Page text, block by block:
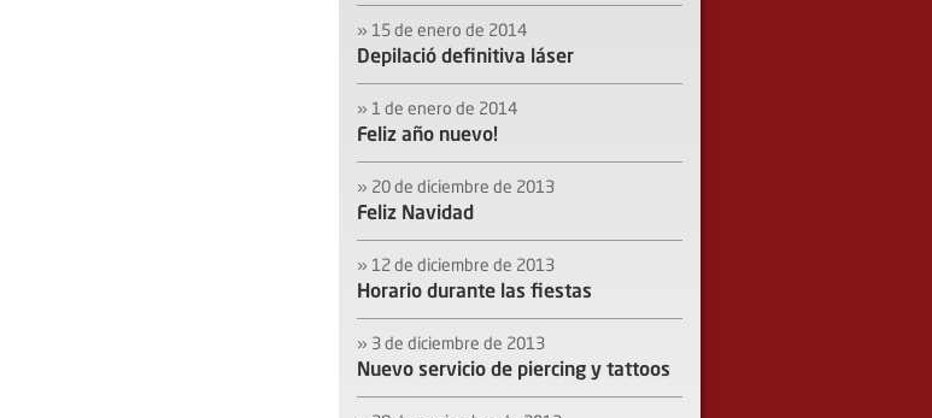
» 15 de enero de 2014
Depilació definitiva láser
» 1 de enero de 2014
Feliz año nuevo!
» 20 de diciembre de 2013
Feliz Navidad
» 12 de diciembre de 2013
Horario durante las fiestas
» 3 de diciembre de 2013
Nuevo servicio de piercing y tattoos